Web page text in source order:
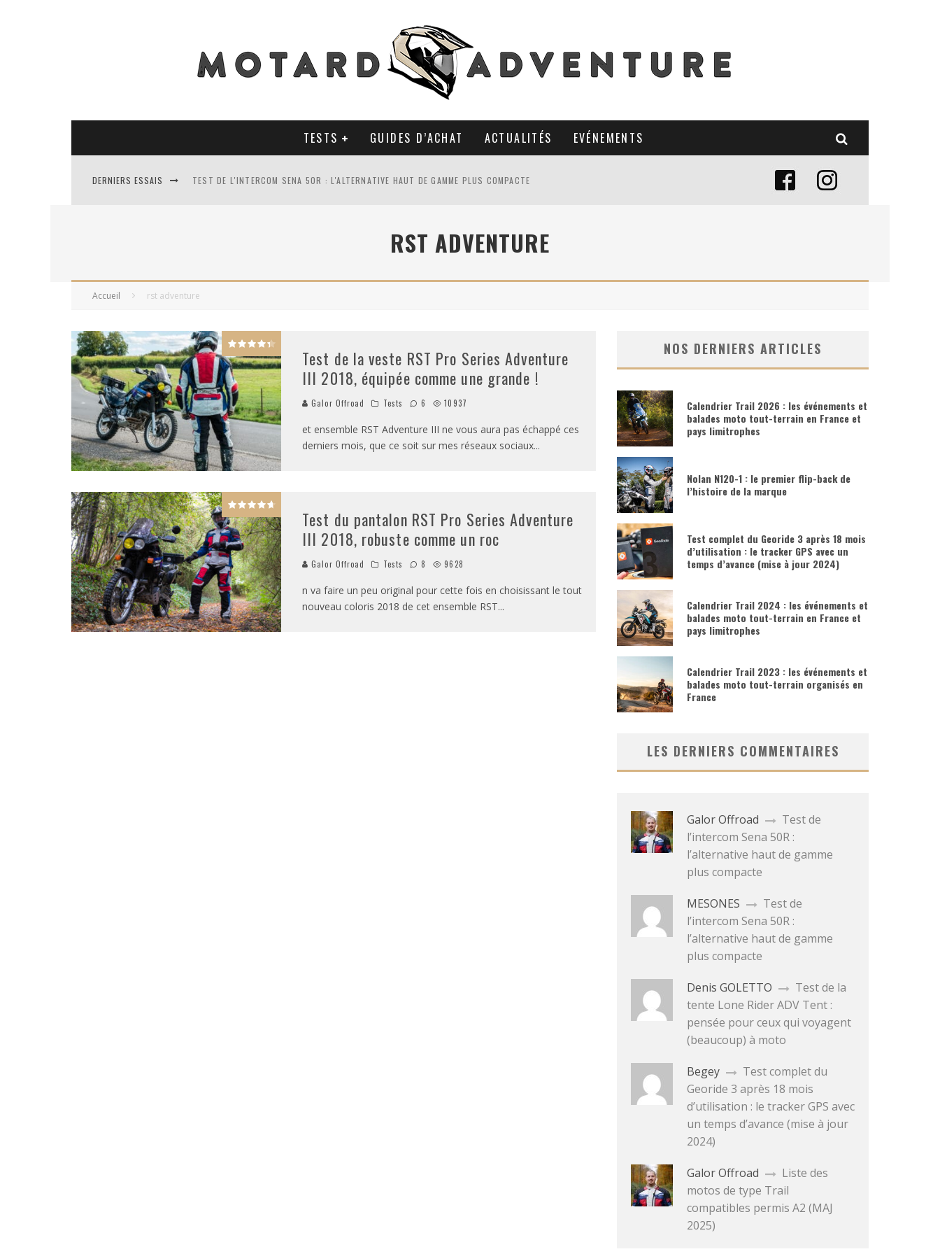
TESTS GUIDES D’ACHAT ACTUALITÉS EVÉNEMENTS
DERNIERS ESSAIS TEST DE L'INTERCOM SENA 50R : L'ALTERNATIVE HAUT DE GAMME PLUS COMPACTE
TEST DES RACER MAVIS 2 : LA POLYVALENCE DE GANTS MI-CUIR MI-SAISON
RST ADVENTURE
Accueil rst adventure
Test de la veste RST Pro Series Adventure
III 2018, équipée comme une grande !
Galor Offroad Tests 6 10937
et ensemble RST Adventure III ne vous aura pas échappé ces
derniers mois, que ce soit sur mes réseaux sociaux...
Test du pantalon RST Pro Series Adventure
III 2018, robuste comme un roc
Galor Offroad Tests 8 9628
n va faire un peu original pour cette fois en choisissant le tout
nouveau coloris 2018 de cet ensemble RST...
NOS DERNIERS ARTICLES
Calendrier Trail 2026 : les événements et
balades moto tout-terrain en France et
pays limitrophes
Nolan N120-1 : le premier flip-back de
l’histoire de la marque
Test complet du Georide 3 après 18 mois
d’utilisation : le tracker GPS avec un
temps d’avance (mise à jour 2024)
Calendrier Trail 2024 : les événements et
balades moto tout-terrain en France et
pays limitrophes
Calendrier Trail 2023 : les événements et
balades moto tout-terrain organisés en
France
LES DERNIERS COMMENTAIRES
Galor Offroad
Test de
l’intercom Sena 50R :
l’alternative haut de gamme
plus compacte
MESONES
Test de
l’intercom Sena 50R :
l’alternative haut de gamme
plus compacte
Denis GOLETTO
Test de la
tente Lone Rider ADV Tent :
pensée pour ceux qui voyagent
(beaucoup) à moto
Begey
Test complet du
Georide 3 après 18 mois
d’utilisation : le tracker GPS avec
un temps d’avance (mise à jour
2024)
Galor Offroad
Liste des
motos de type Trail
compatibles permis A2 (MAJ
2025)